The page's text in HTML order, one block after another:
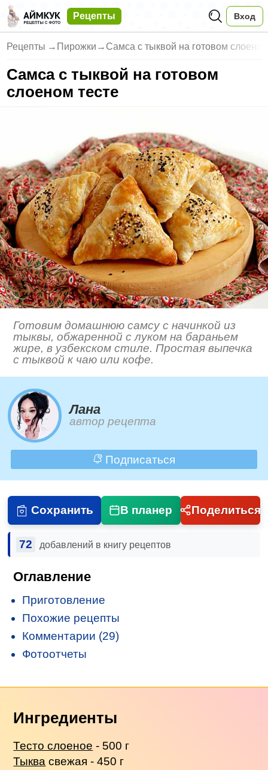
Рецепты Вход
Рецепты → Пирожки → Самса с тыквой на готовом
Самса с тыквой на готовом
слоеном тесте
Готовим домашнюю самсу с начинкой из
тыквы, обжаренной с луком на бараньем
жире, в узбекском стиле. Простая выпечка
с тыквой к чаю или кофе.
Лана
автор рецепта
Подписаться
Сохранить В планер Поделиться
72 добавлений в книгу рецептов
Оглавление
Приготовление
Похожие рецепты
Комментарии (29)
Фотоотчеты
Ингредиенты
Тесто слоеное - 500 г
Тыква свежая - 450 г